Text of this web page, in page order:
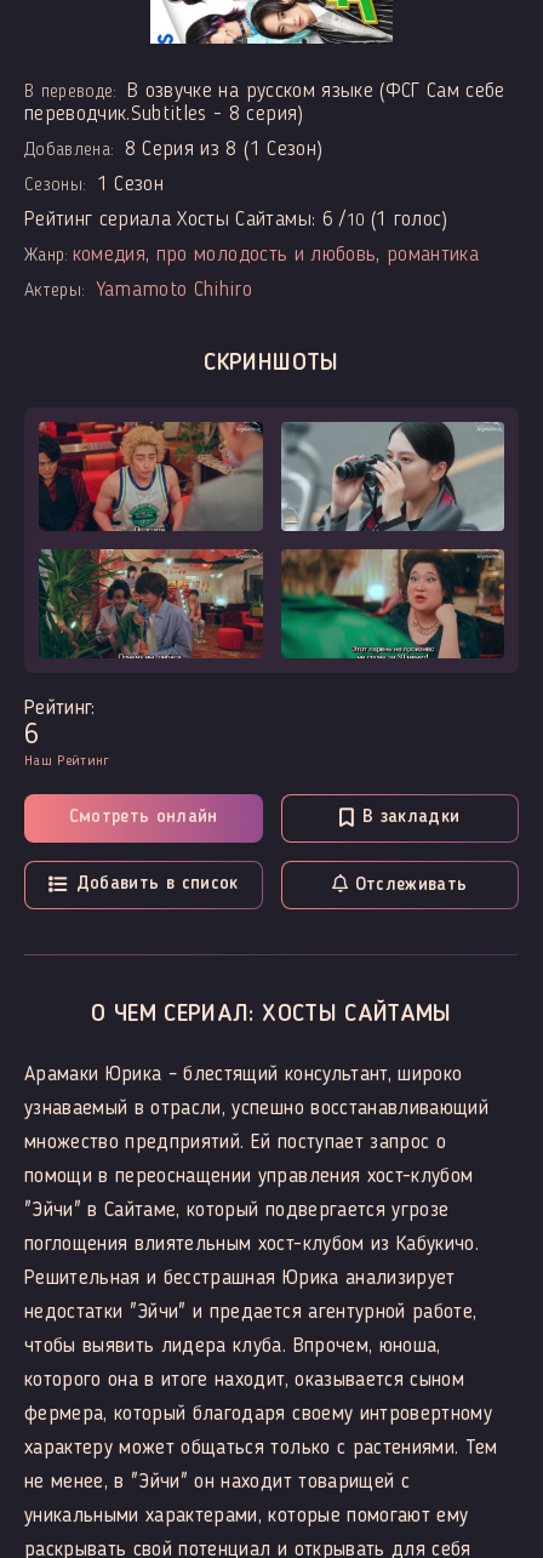
В переводе:
В озвучке на русском языке (ФСГ Сам себе
переводчик.Subtitles - 8 серия)
Добавлена: 8 Серия из 8 (1 Сезон)
Сезоны:
1 Сезон
Рейтинг сериала Хосты Сайтамы: 6 /10 (1 голос)
Жанр: комедия, про молодость и любовь, романтика
Актеры: Yamamoto Chihiro
СКРИНШОТЫ
Рейтинг:
6
Наш Рейтинг
Смотреть онлайн В закладки
Добавить в список Отслеживать
О ЧЕМ СЕРИАЛ: ХОСТЫ САЙТАМЫ
Арамаки Юрика – блестящий консультант, широко
узнаваемый в отрасли, успешно восстанавливающий
множество предприятий. Ей поступает запрос о
помощи в переоснащении управления хост-клубом
"Эйчи" в Сайтаме, который подвергается угрозе
поглощения влиятельным хост-клубом из Кабукичо.
Решительная и бесстрашная Юрика анализирует
недостатки "Эйчи" и предается агентурной работе,
чтобы выявить лидера клуба. Впрочем, юноша,
которого она в итоге находит, оказывается сыном
фермера, который благодаря своему интровертному
характеру может общаться только с растениями. Тем
не менее, в "Эйчи" он находит товарищей с
уникальными характерами, которые помогают ему
раскрывать свой потенциал и открывать для себя